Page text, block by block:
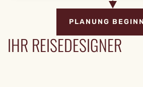
PLANUNG
IHR REISEDESIGNER